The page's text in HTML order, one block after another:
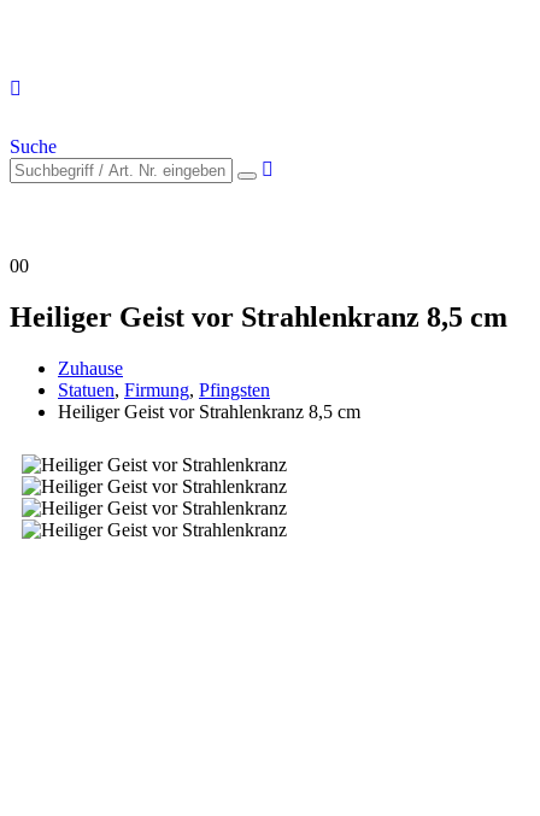
Suche
00
Heiliger Geist vor Strahlenkranz 8,5 cm
Zuhause
Statuen, Firmung, Pfingsten
Heiliger Geist vor Strahlenkranz 8,5 cm